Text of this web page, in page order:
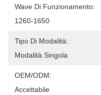
Wave Di Funzionamento:
1260-1650
Tipo Di Modalità:
Modalità Singola
OEM/ODM:
Accettabile